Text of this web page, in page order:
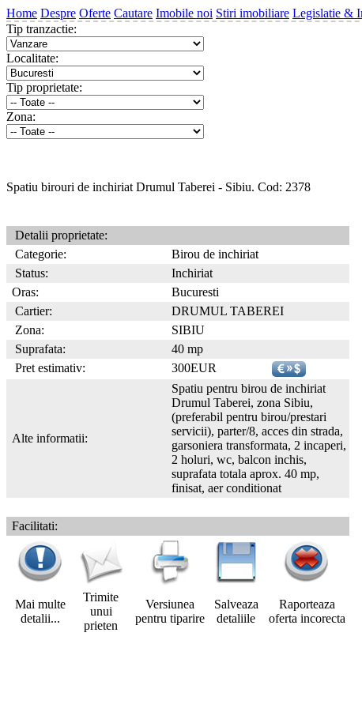
Home Despre Oferte Cautare Imobile noi Stiri imobiliare Legislatie &
Tip tranzactie:
Localitate:
Tip proprietate:
Zona:
Spatiu birouri de inchiriat Drumul Taberei - Sibiu. Cod: 2378
Detalii proprietate:
Categorie:
Birou de inchiriat
Status:
Inchiriat
Oras:
Bucuresti
Cartier:
DRUMUL TABEREI
Zona:
SIBIU
Suprafata:
40 mp
Pret estimativ:
300EUR
Alte informatii:
Spatiu pentru birou de inchiriat
Drumul Taberei, zona Sibiu,
(preferabil pentru birou/prestari
servicii), parter/8, acces din strada,
garsoniera transformata, 2 incaperi,
2 holuri, wc, balcon inchis,
suprafata totala aprox. 40 mp,
finisat, aer conditionat
Facilitati:
Mai multe
detalii...
Trimite
unui
prieten
Versiunea
pentru tiparire
Salveaza
detaliile
Raporteaza
oferta incorecta